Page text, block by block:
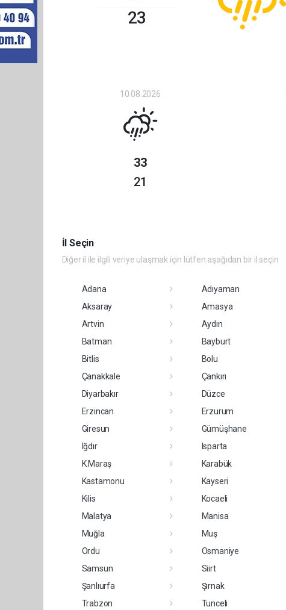
23
10.08.2026
33
21
İl Seçin
Diğer il ile ilgili veriye ulaşmak için lütfen aşağıdan bir il seçin
Adana Adıyaman
Aksaray
Amasya
Artvin
Aydın
Batman
Bayburt
Bitlis
Bolu
Çanakkale
Çankırı
Diyarbakır
Düzce
Erzincan
Erzurum
Giresun
Gümüşhane
Iğdır
Isparta
K.Maraş
Karabük
Kastamonu
Kayseri
Kilis
Kocaeli
Malatya
Manisa
Muğla
Muş
Ordu
Osmaniye
Samsun
Siirt
Şanlıurfa
Şırnak
Trabzon
Tunceli